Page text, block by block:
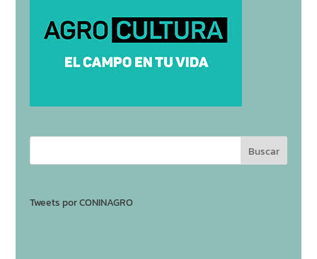
Tweets por CONINAGRO